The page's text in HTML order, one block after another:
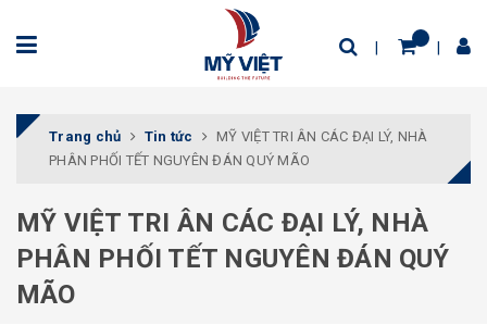
Trang chủ Tin tức
MỸ VIỆT TRI ÂN CÁC ĐẠI LÝ, NHÀ
PHÂN PHỐI TẾT NGUYÊN ĐÁN QUÝ MÃO
MỸ VIỆT TRI ÂN CÁC ĐẠI LÝ, NHÀ
PHÂN PHỐI TẾT NGUYÊN ĐÁN QUÝ
MÃO